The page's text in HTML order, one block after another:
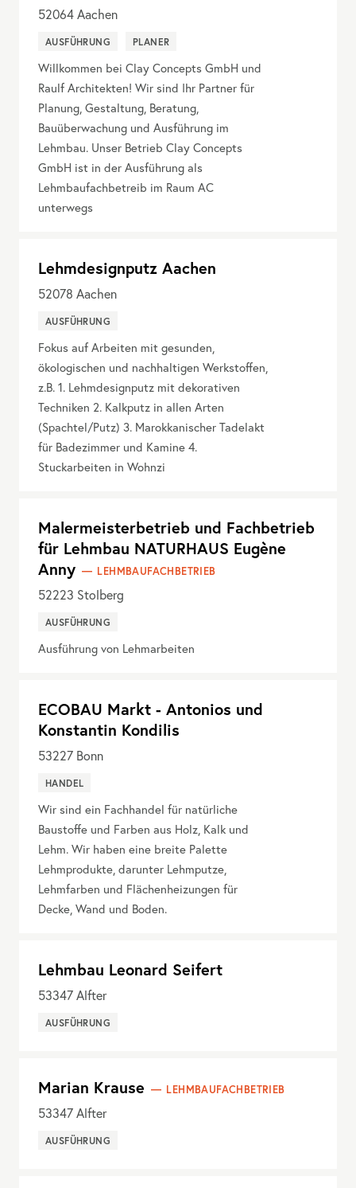
52064Aachen
AUSFÜHRUNG PLANER
Willkommen bei Clay Concepts GmbH und
Raulf Architekten! Wir sind Ihr Partner für
Planung, Gestaltung, Beratung,
Bauüberwachung und Ausführung im
Lehmbau. Unser Betrieb Clay Concepts
GmbH ist in der Ausführung als
Lehmbaufachbetreib im Raum AC
unterwegs
Lehmdesignputz Aachen
52078 Aachen
AUSFÜHRUNG
Fokus auf Arbeiten mit gesunden,
ökologischen und nachhaltigen Werkstoffen,
z.B. 1. Lehmdesignputz mit dekorativen
Techniken 2. Kalkputz in allen Arten
(Spachtel/Putz) 3. Marokkanischer Tadelakt
für Badezimmer und Kamine 4.
Stuckarbeiten in Wohnzi
Malermeisterbetrieb und Fachbetrieb
für Lehmbau NATURHAUS Eugène
Anny
LEHMBAUFACHBETRIEB
52223 Stolberg
AUSFÜHRUNG
Ausführung von Lehmarbeiten
ECOBAU Markt - Antonios und
Konstantin Kondilis
53227 Bonn
HANDEL
Wir sind ein Fachhandel für natürliche
Baustoffe und Farben aus Holz, Kalk und
Lehm. Wir haben eine breite Palette
Lehmprodukte, darunter Lehmputze,
Lehmfarben und Flächenheizungen für
Decke, Wand und Boden.
Lehmbau Leonard Seifert
53347Alfter
AUSFÜHRUNG
Marian Krause LEHMBAUFACHBETRIEB
53347Alfter
AUSFÜHRUNG